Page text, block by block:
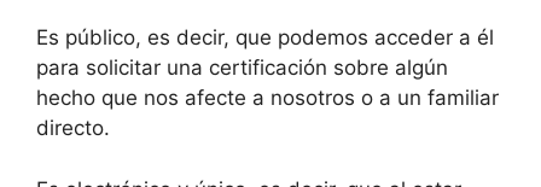
Es público, es decir, que podemos acceder a él
para solicitar una certificación sobre algún
hecho que nos afecte a nosotros o a un familiar
directo.